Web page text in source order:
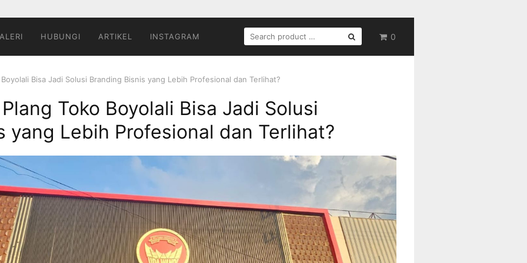
0
HUBUNGI ARTIKEL INSTAGRAM
SEARCH
FOR:
Bisa Jadi Solusi Branding Bisnis yang Lebih Profesional dan Terlihat?
Toko Boyolali Bisa Jadi Solusi
yang Lebih Profesional dan Terlihat?